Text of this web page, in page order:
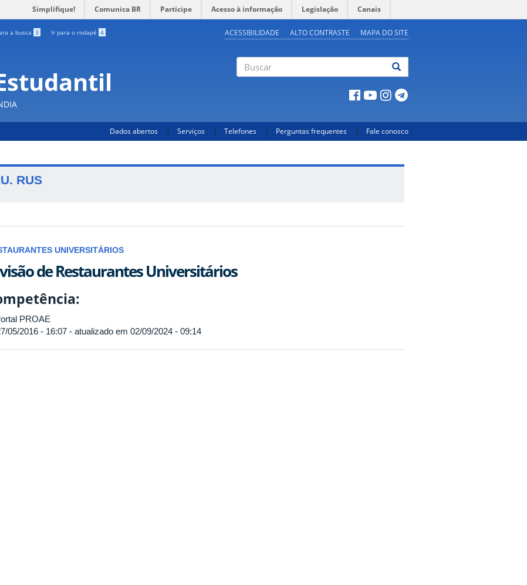
Simplifique! Comunica BR Participe Acesso à informação Legislação Canais
a busca 3 Ir para o rodapé 4 ACESSIBILIDADE ALTO CONTRASTE MAPA DO SITE
Dados abertos Serviços Telefones Perguntas frequentes Fale conosco
RUS
UNIVERSITÁRIOS
de Restaurantes Universitários
PROAE
05/2016 - 16:07 - atualizado em 02/09/2024 - 09:14